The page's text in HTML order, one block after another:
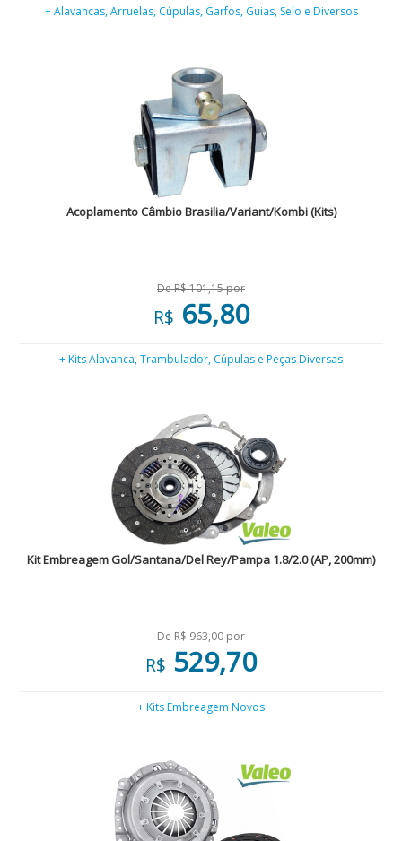
+ Alavancas, Arruelas, Cúpulas, Garfos, Guias, Selo e Diversos
Acoplamento Câmbio Brasilia/Variant/Kombi (Kits)
De R$ 101,15 por
R$ 65,80
+ Kits Alavanca, Trambulador, Cúpulas e Peças Diversas
Kit Embreagem Gol/Santana/Del Rey/Pampa 1.8/2.0 (AP, 200mm)
De R$ 963,00 por
R$ 529,70
+ Kits Embreagem Novos